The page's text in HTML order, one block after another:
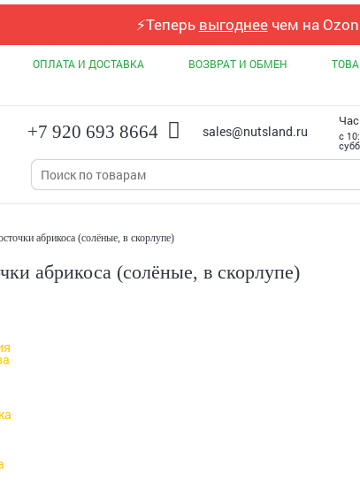
⚡Теперь выгоднеечем на Ozon
ОПЛАТА И ДОСТАВКА ВОЗВРАТ И ОБМЕН
+7 920 693 8664 sales@nutsland.ru с
абрикоса (солёные, в скорлупе)
абрикоса (солёные, в скорлупе)